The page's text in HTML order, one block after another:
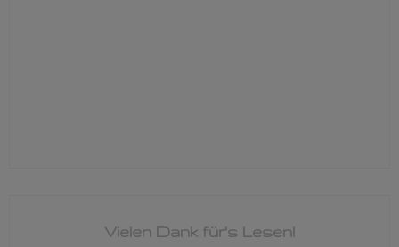
Vielen Dank für's Lesen!